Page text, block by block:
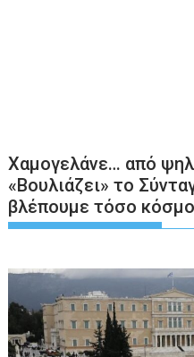
Χαμογελάνε… από
«Βουλιάζει» το
βλέπουμε τόσο